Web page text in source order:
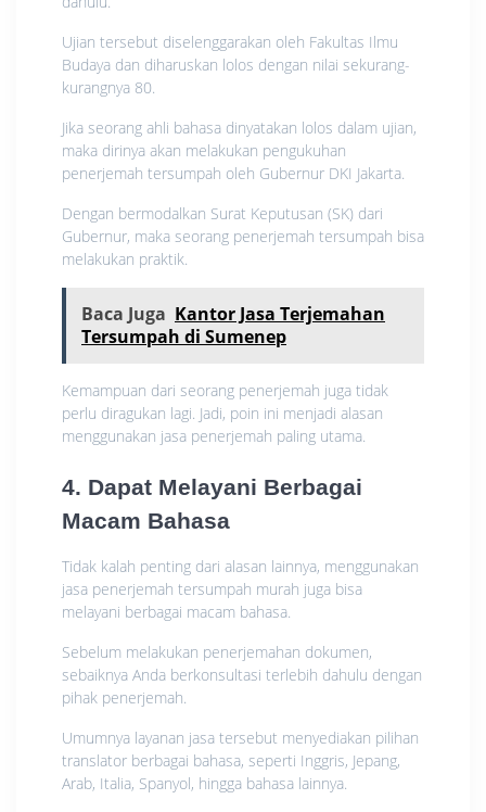
Ujian tersebut diselenggarakan oleh Fakultas Ilmu
Budaya dan diharuskan lolos dengan nilai sekurang-
kurangnya 80.
Jika seorang ahli bahasa dinyatakan lolos dalam ujian,
maka dirinya akan melakukan pengukuhan
penerjemah tersumpah oleh Gubernur DKI Jakarta.
Dengan bermodalkan Surat Keputusan (SK) dari
Gubernur, maka seorang penerjemah tersumpah bisa
melakukan praktik.
Baca Juga Kantor Jasa Terjemahan
Tersumpah di Sumenep
Kemampuan dari seorang penerjemah juga tidak
perlu diragukan lagi. Jadi, poin ini menjadi alasan
menggunakan jasa penerjemah paling utama.
4. Dapat Melayani Berbagai
Macam Bahasa
Tidak kalah penting dari alasan lainnya, menggunakan
jasa penerjemah tersumpah murah juga bisa
melayani berbagai macam bahasa.
Sebelum melakukan penerjemahan dokumen,
sebaiknya Anda berkonsultasi terlebih dahulu dengan
pihak penerjemah.
Umumnya layanan jasa tersebut menyediakan pilihan
translator berbagai bahasa, seperti Inggris, Jepang,
Arab, Italia, Spanyol, hingga bahasa lainnya.